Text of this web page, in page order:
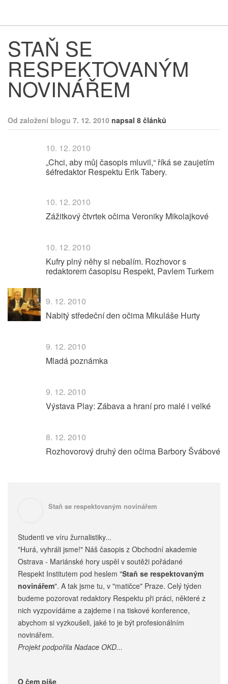
STAŇ SE
RESPEKTOVANÝM
NOVINÁŘEM
Od založení blogu 7. 12. 2010 napsal 8 článků
10. 12. 2010
„Chci, aby můj časopis mluvil,“ říká se zaujetím
šéfredaktor Respektu Erik Tabery.
10. 12. 2010
Zážitkový čtvrtek očima Veroniky Mikolajkové
10. 12. 2010
Kufry plný něhy si nebalím. Rozhovor s
redaktorem časopisu Respekt, Pavlem Turkem
9. 12. 2010
Nabitý středeční den očima Mikuláše Hurty
9. 12. 2010
Mladá poznámka
9. 12. 2010
Výstava Play: Zábava a hraní pro malé i velké
8. 12. 2010
Rozhovorový druhý den očima Barbory Švábové
Staň se respektovaným novinářem
Studenti ve víru žurnalistiky...
"Hurá, vyhráli jsme!" Náš časopis z Obchodní akademie
Ostrava - Mariánské hory uspěl v soutěži pořádané
Respekt Institutem pod heslem "Staň se respektovaným
novinářem". A tak jsme tu, v "matičce" Praze. Celý týden
budeme pozorovat redaktory Respektu při práci, některé z
nich vyzpovídáme a zajdeme i na tiskové konference,
abychom si vyzkoušeli, jaké to je být profesionálním
novinářem.
Projekt podpořila Nadace OKD...
O čem píše